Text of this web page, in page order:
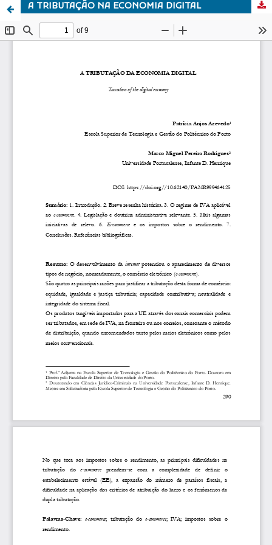
A TRIBUTAÇÃO NA ECONOMIA DIGITAL